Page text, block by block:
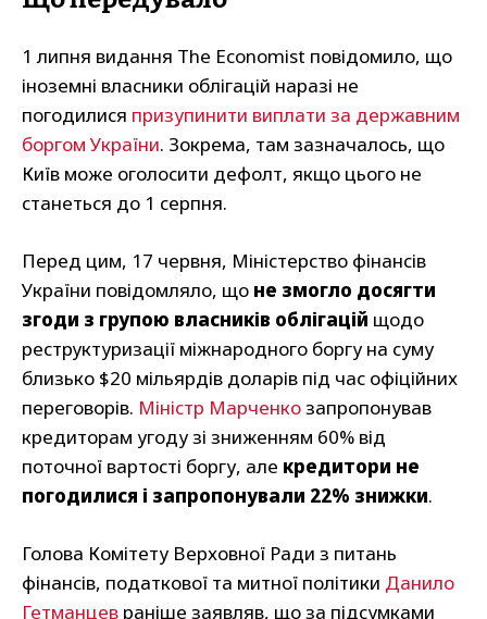
1 липня видання The Economist повідомило, що
іноземні власники облігацій наразі не
погодилися призупинити виплати за державним
боргом України. Зокрема, там зазначалось, що
Київ може оголосити дефолт, якщо цього не
станеться до 1 серпня.
Перед цим, 17 червня, Міністерство фінансів
України повідомляло, що не змогло досягти
згоди з групою власників облігацій щодо
реструктуризації міжнародного боргу на суму
близько $20 мільярдів доларів під час офіційних
переговорів. Міністр Марченкозапропонував
кредиторам угоду зі зниженням 60% від
поточної вартості боргу, але кредитори не
погодилися і запропонували 22% знижки.
Голова Комітету Верховної Ради з питань
фінансів, податкової та митної політики Данило
Гетманцев раніше заявляв, що за підсумками